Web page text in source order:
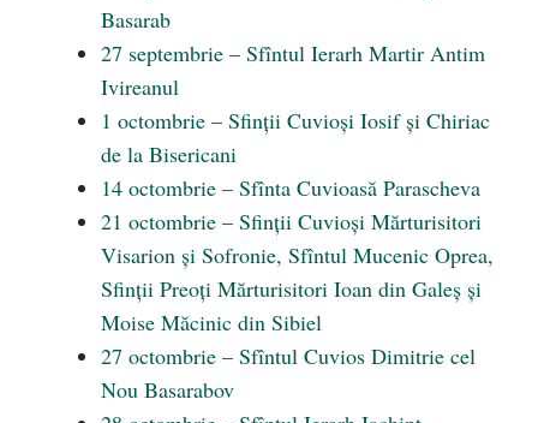
Basarab
27 septembrie – Sfîntul Ierarh Martir Antim
Ivireanul
1 octombrie – Sfinții Cuvioși Iosif și Chiriac
de la Bisericani
14 octombrie – Sfînta Cuvioasă Parascheva
21 octombrie – Sfinții Cuvioși Mărturisitori
Visarion și Sofronie, Sfîntul Mucenic Oprea,
Sfinții Preoți Mărturisitori Ioan din Galeș și
Moise Măcinic din Sibiel
27 octombrie – Sfîntul Cuvios Dimitrie cel
Nou Basarabov